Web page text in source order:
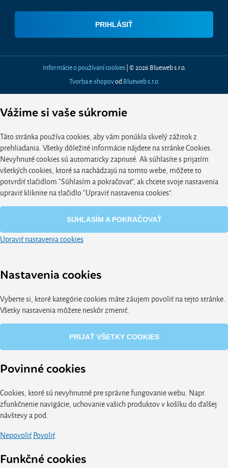
Informácie o používaní cookies| © 2026 Blueweb s.r.o.
Tvorba e-shopovod Blueweb s.r.o.
Vážime si vaše súkromie
Táto stránka používa cookies, aby vám ponúkla skvelý zážitok z
prehliadania. Všetky dôležité informácie nájdete na stránke Cookies.
Nevyhnuté cookies sú automaticky zapnuté. Ak súhlasíte s prijatím
všetkých cookies, ktoré sa nachádzajú na tomto webe, môžete to
potvrdiť tlačidlom “Súhlasím a pokračovať", ak chcete svoje nastavenia
upraviť kliknite na tlačidlo “Upraviť nastavenia cookies".
SÚHLASÍM A POKRAČOVAŤ
Upraviť nastavenia cookies
Nastavenia cookies
Vyberte si, ktoré kategórie cookies máte záujem povoliť na tejto stránke.
Všetky nastavenia môžete neskôr zmeniť.
PRIJAŤ VŠETKY COOKIES
Povinné cookies
Cookies, ktoré sú nevyhnutné pre správne fungovanie webu. Napr.
zfunkčnenie navigácie, uchovanie vašich produktov v košíku do ďalšej
návštevy a pod.
NepovoliťPovoliť
Funkčné cookies